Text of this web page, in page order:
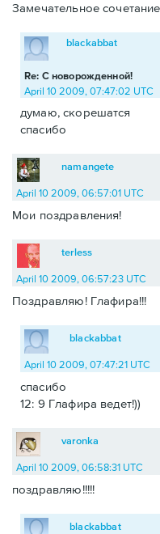
Замечательное
Re: С новорожденной!
blackabbat
April 10 2009, 07:47:02 UTC
думаю, скорешатся
спасибо
namangete
April 10 2009, 06:57:01 UTC
Мои поздравления!
terless
April 10 2009, 06:57:23 UTC
Поздравляю! Глафира!!!
blackabbat
April 10 2009, 07:47:21 UTC
спасибо
12: 9 Глафира ведет!))
varonka
April 10 2009, 06:58:31 UTC
поздравляю!!!!!
blackabbat